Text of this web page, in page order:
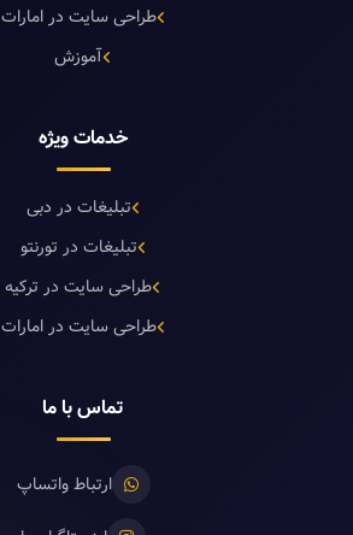
طراحی سایت در امارات
آموزش
خدمات ویژه
تبلیغات در دبی
تبلیغات در تورنتو
طراحی سایت در ترکیه
طراحی سایت در امارات
تماس با ما
ارتباط واتساپ